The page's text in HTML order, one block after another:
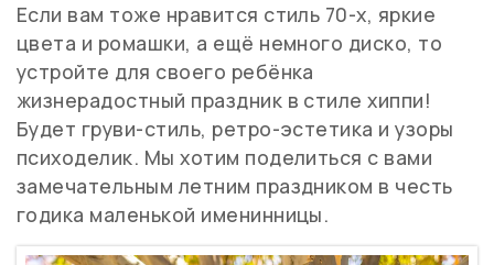
Если вам тоже нравится стиль 70-х, яркие
цвета и ромашки, а ещё немного диско, то
устройте для своего ребёнка
жизнерадостный праздник в стиле хиппи!
Будет груви-стиль, ретро-эстетика и узоры
психоделик. Мы хотим поделиться с вами
замечательным летним праздником в честь
годика маленькой именинницы.